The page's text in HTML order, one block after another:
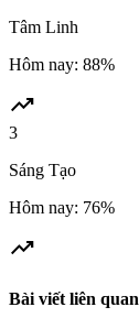
Tâm Linh
Hôm nay: 88%
trending_up
3
Sáng Tạo
Hôm nay: 76%
trending_up
Bài viết liên quan